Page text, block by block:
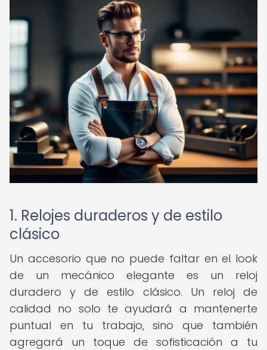
1. Relojes duraderos y de estilo
clásico
Un accesorio que no puede faltar en el look
de un mecánico elegante es un reloj
duradero y de estilo clásico. Un reloj de
calidad no solo te ayudará a mantenerte
puntual en tu trabajo, sino que también
agregará un toque de sofisticación a tu